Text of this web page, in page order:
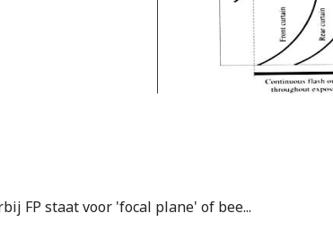
FP staat voor 'focal plane' of bee...